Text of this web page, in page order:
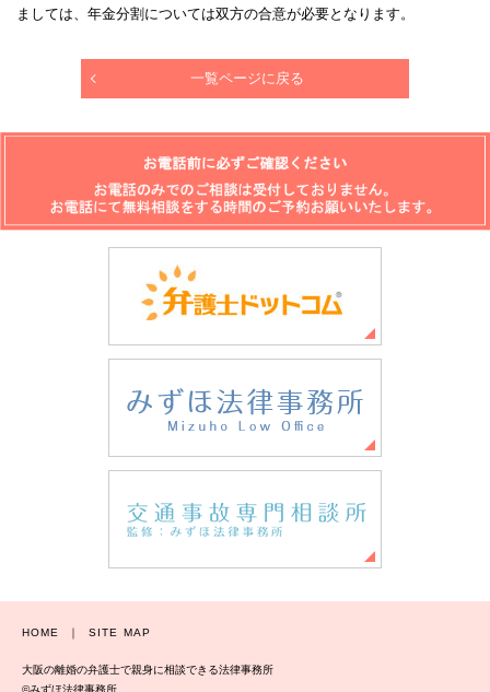
ましては、年金分割については双方の合意が必要となります。
一覧ページに戻る
HOME ｜SITE MAP
大阪の離婚の弁護士で親身に相談できる法律事務所
©みずほ法律事務所